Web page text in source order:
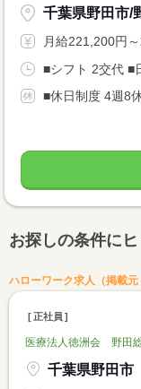
千葉県野田市/
月給221,200円
■シフト 2交代 ■
■休日制度 4週8
お探しの条件に
ハローワーク求人（掲載
正社員
医療法人徳洲会 野田
千葉県野田市